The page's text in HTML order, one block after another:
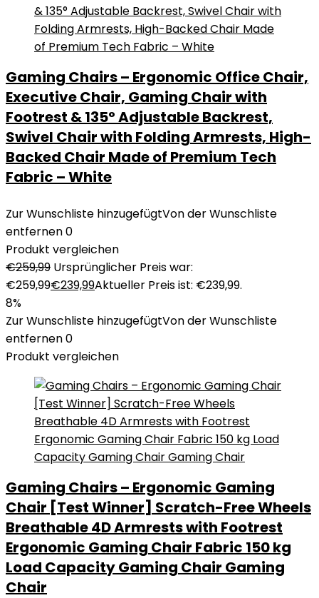
Gaming Chairs – Ergonomic Office Chair,
Executive Chair, Gaming Chair with
Footrest & 135° Adjustable Backrest,
Swivel Chair with Folding Armrests, High-
Backed Chair Made of Premium Tech
Fabric – White
Zur Wunschliste hinzugefügtVon der Wunschliste
entfernen0
Produkt vergleichen
€259,99 Ursprünglicher Preis war:
€259,99€239,99Aktueller Preis ist: €239,99.
8%
Zur Wunschliste hinzugefügtVon der Wunschliste
entfernen0
Produkt vergleichen
Gaming Chairs – Ergonomic Gaming
Chair [Test Winner] Scratch-Free Wheels
Breathable 4D Armrests with Footrest
Ergonomic Gaming Chair Fabric 150 kg
Load Capacity Gaming Chair Gaming
Chair